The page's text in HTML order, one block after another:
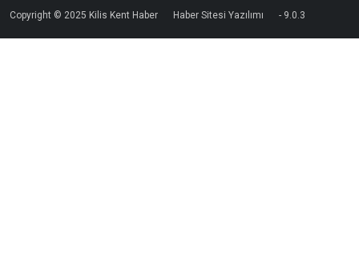
Copyright © 2025 Kilis Kent Haber Haber Sitesi Yazılımı - 9.0.3